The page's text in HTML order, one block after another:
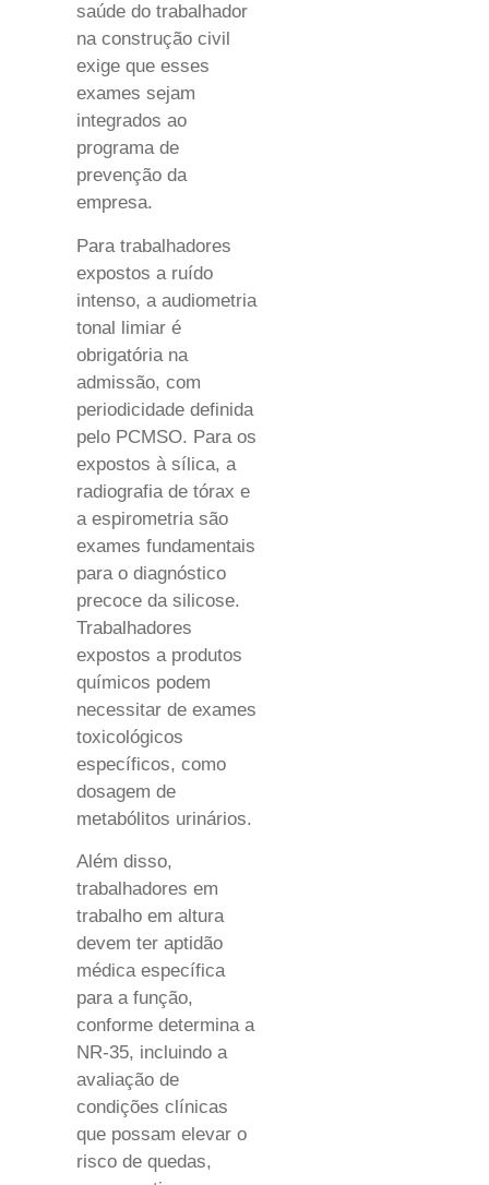
saúde do trabalhador
na construção civil
exige que esses
exames sejam
integrados ao
programa de
prevenção da
empresa.
Para trabalhadores
expostos a ruído
intenso, a audiometria
tonal limiar é
obrigatória na
admissão, com
periodicidade definida
pelo PCMSO. Para os
expostos à sílica, a
radiografia de tórax e
a espirometria são
exames fundamentais
para o diagnóstico
precoce da silicose.
Trabalhadores
expostos a produtos
químicos podem
necessitar de exames
toxicológicos
específicos, como
dosagem de
metabólitos urinários.
Além disso,
trabalhadores em
trabalho em altura
devem ter aptidão
médica específica
para a função,
conforme determina a
NR-35, incluindo a
avaliação de
condições clínicas
que possam elevar o
risco de quedas,